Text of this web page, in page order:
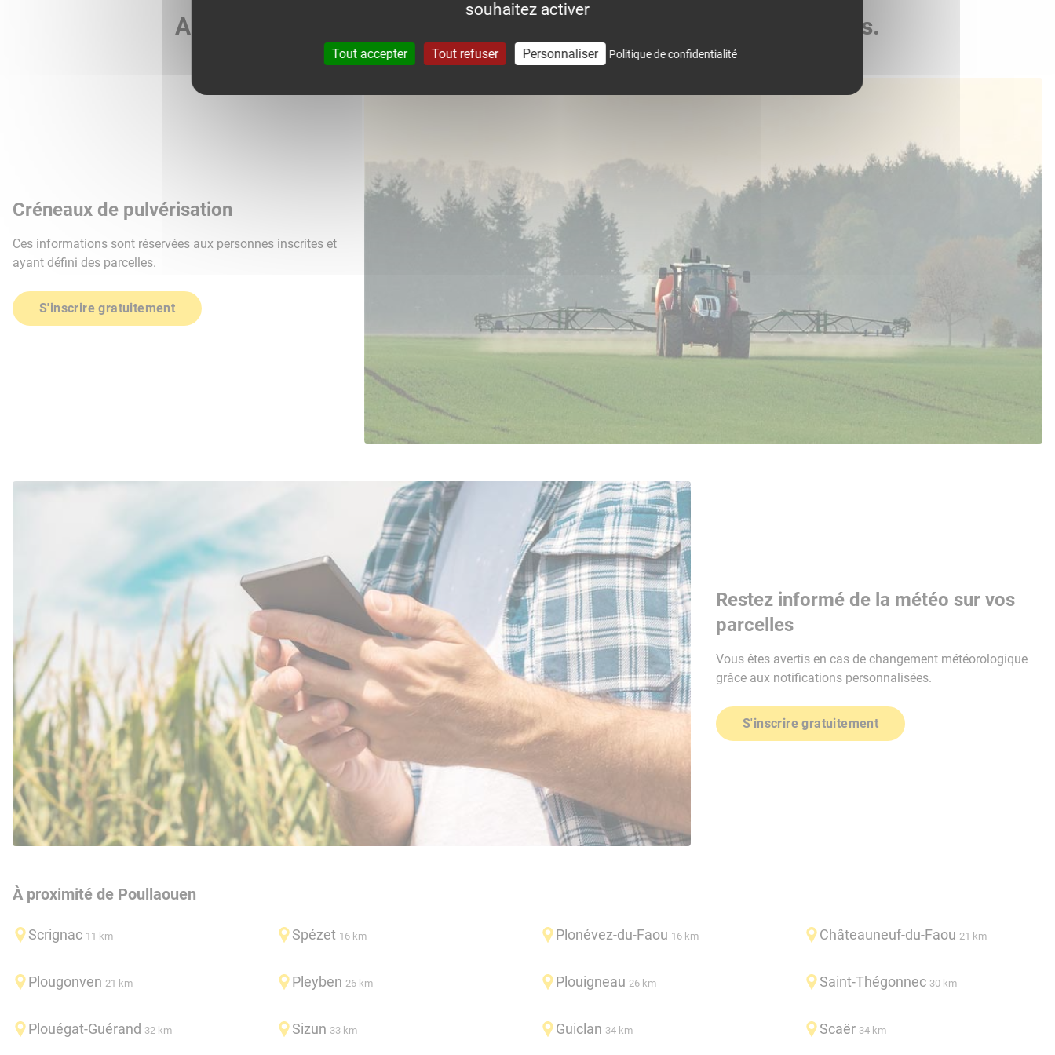
Agri météo vous accompagne dans le suivi météo de vos parcelles.
Créneaux de pulvérisation
Ces informations sont réservées aux personnes inscrites et
ayant défini des parcelles.
S'inscrire gratuitement
Restez informé de la météo sur vos
parcelles
Vous êtes avertis en cas de changement météorologique
grâce aux notifications personnalisées.
S'inscrire gratuitement
À proximité de Poullaouen
Scrignac 11 km Spézet 16 km Plonévez-du-Faou 16 km Châteauneuf-du-Faou 21 km
Plougonven 21 km Pleyben 26 km Plouigneau 26 km Saint-Thégonnec 30 km
Plouégat-Guérand 32 km Sizun 33 km Guiclan 34 km Scaër 34 km
souhaitez activer
Tout accepter Tout refuser Personnaliser Politique de confidentialité